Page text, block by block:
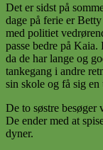
Det er sidst på
dage på ferie er
med politiet
passe bedre på
da de har lange og
tankegang i andre
sin skole og få sig en
De to søstre besøger
De ender med at
dyner.